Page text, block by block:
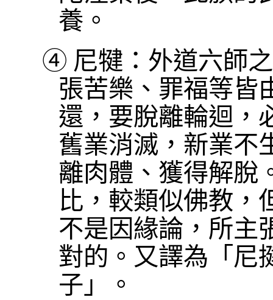
養。
④ 尼犍：外道六師
張苦樂、罪福等皆
還，要脫離輪迴，
舊業消滅，新業不
離肉體、獲得解脫
比，較類似佛教，
不是因緣論，所主
對的。又譯為「尼
子」。